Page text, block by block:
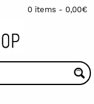
0 items - 0,00€